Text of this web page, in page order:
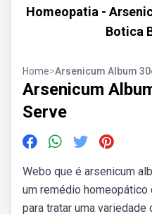
Homeopatia -
Botica
Home>Arsenicum Album
Arsenicum
Serve
Webo que é arsenicum
um remédio
para tratar uma